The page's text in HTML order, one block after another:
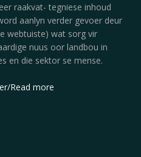
raakvat- tegniese inhoud
aanlyn verder gevoer deur
webtuiste) wat sorg vir
nuus oor landbou in
en die sektor se mense.
Read more